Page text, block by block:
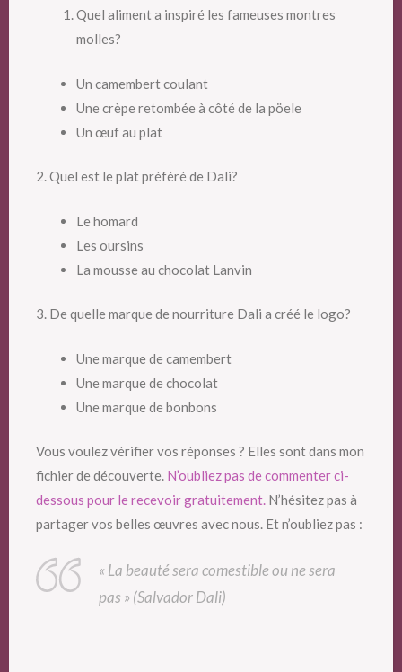
Quel aliment a inspiré les fameuses montres
molles?
Un camembert coulant
Une crèpe retombée à côté de la pöele
Un œuf au plat
2. Quel est le plat préféré de Dali?
Le homard
Les oursins
La mousse au chocolat Lanvin
3. De quelle marque de nourriture Dali a créé le logo?
Une marque de camembert
Une marque de chocolat
Une marque de bonbons
Vous voulez vérifier vos réponses ? Elles sont dans mon
fichier de découverte. N’oubliez pas de commenter ci-
dessous pour le recevoir gratuitement. N’hésitez pas à
partager vos belles œuvres avec nous. Et n’oubliez pas :
« La beauté sera comestible ou ne sera
pas » (Salvador Dali)